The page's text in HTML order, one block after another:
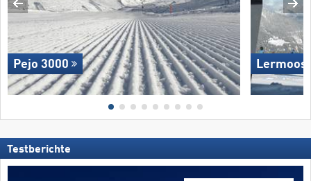
Pejo 3000 Lermoos
Testberichte